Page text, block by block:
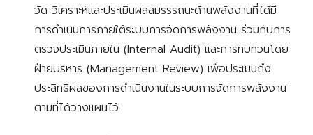
วัด วิเคราะห์และประเมินผลสมรรรถนะด้านพลังงานที่ได้มี
การดำเนินการภายใต้ระบบการจัดการพลังงานร่วมกับการ
ตรวจประเมินภายใน (Internal Audit) และการทบทวนโดย
ฝ่ายบริหาร (Management Review) เพื่อประเมินถึง
ประสิทธิผลของการดำเนินงานในระบบการจัดการพลังงาน
ตามที่ได้วางแผนไว้